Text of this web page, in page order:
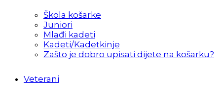
Škola košarke
Juniori
Mlađi kadeti
Kadeti/Kadetkinje
Zašto je dobro upisati dijete na košarku?
Veterani